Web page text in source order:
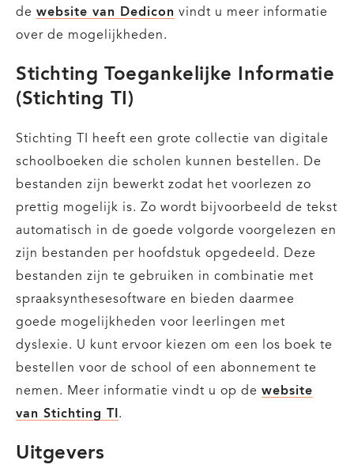
de website van Dedicon vindt u meer informatie
over de mogelijkheden.
Stichting Toegankelijke Informatie
(Stichting TI)
Stichting TI heeft een grote collectie van digitale
schoolboeken die scholen kunnen bestellen. De
bestanden zijn bewerkt zodat het voorlezen zo
prettig mogelijk is. Zo wordt bijvoorbeeld de tekst
automatisch in de goede volgorde voorgelezen en
zijn bestanden per hoofdstuk opgedeeld. Deze
bestanden zijn te gebruiken in combinatie met
spraaksynthesesoftware en bieden daarmee
goede mogelijkheden voor leerlingen met
dyslexie. U kunt ervoor kiezen om een los boek te
bestellen voor de school of een abonnement te
nemen. Meer informatie vindt u op de website
van Stichting TI .
Uitgevers